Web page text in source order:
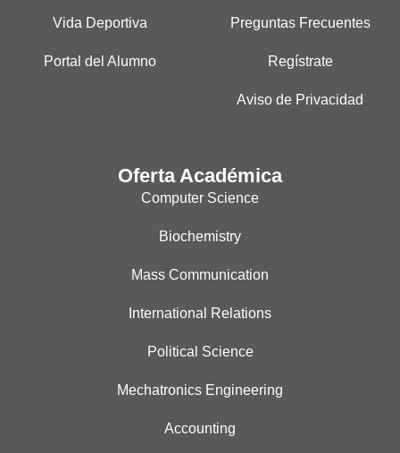
Vida Deportiva
Portal del Alumno
Preguntas Frecuentes
Regístrate
Aviso de Privacidad
Oferta Académica
Computer Science
Biochemistry
Mass Communication
International Relations
Political Science
Mechatronics Engineering
Accounting